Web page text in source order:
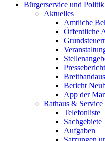
Bürgerservice und Politik
Aktuelles
Amtliche
Öffentliche
Bericht
App der
Rathaus & Service
Telefonliste
Sachgebiete
Aufgaben